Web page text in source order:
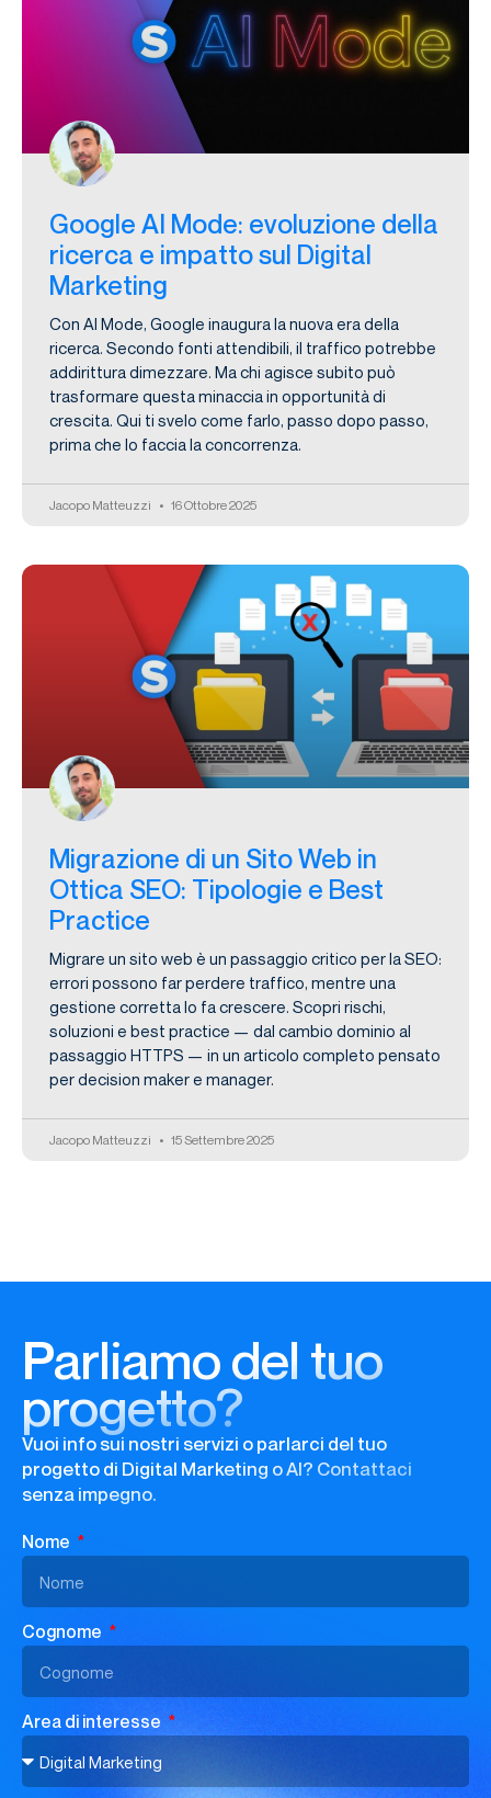
Google AI Mode: evoluzione della
ricerca e impatto sul Digital
Marketing
Con AI Mode, Google inaugura la nuova era della
ricerca. Secondo fonti attendibili, il traffico potrebbe
addirittura dimezzare. Ma chi agisce subito può
trasformare questa minaccia in opportunità di
crescita. Qui ti svelo come farlo, passo dopo passo,
prima che lo faccia la concorrenza.
Jacopo Matteuzzi 16 Ottobre 2025
Migrazione di un Sito Web in
Ottica SEO: Tipologie e Best
Practice
Migrare un sito web è un passaggio critico per la SEO:
errori possono far perdere traffico, mentre una
gestione corretta lo fa crescere. Scopri rischi,
soluzioni e best practice — dal cambio dominio al
passaggio HTTPS — in un articolo completo pensato
per decision maker e manager.
Jacopo Matteuzzi 15 Settembre 2025
Parliamo del tuo
progetto?
Vuoi info sui nostri servizi o parlarci del tuo
progetto di Digital Marketing o AI? Contattaci
senza impegno.
Nome
Cognome
Area di interesse